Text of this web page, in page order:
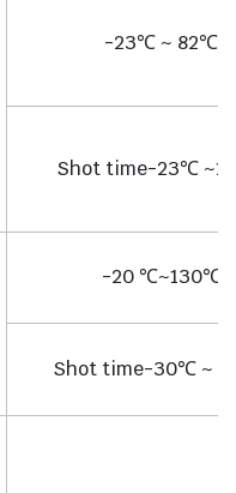
-23℃ ~ 82℃
Shot time-23℃
-20 ℃~130℃
Shot time-30℃ ~